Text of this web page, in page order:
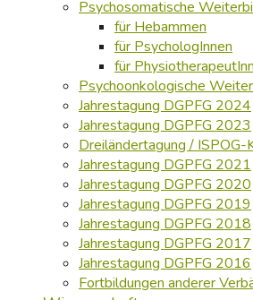
Psychosomatische
für Hebammen
für PsychologInnen
für
Psychoonkologische
Jahrestagung DGPFG 2024
Jahrestagung DGPFG 2023
Dreiländertagung /
Jahrestagung DGPFG 2021
Jahrestagung DGPFG 2020
Jahrestagung DGPFG 2019
Jahrestagung DGPFG 2018
Jahrestagung DGPFG 2017
Jahrestagung DGPFG 2016
Fortbildungen anderer